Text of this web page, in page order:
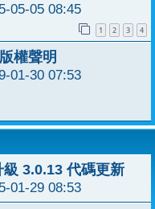
05-05 08:45
1 2 3 4
權聲明
01-30 07:53
3.0.13 代碼更新
01-29 08:53